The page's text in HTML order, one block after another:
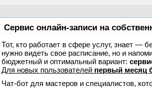
Сервис онлайн-записи на
Тот, кто работает в сфере услуг, знает —
нужно видеть свое расписание, но и
бюджетный и оптимальный вариант:
Для новых пользователей первый месяц
Чат-бот для мастеров и специалистов,